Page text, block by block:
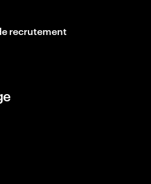
recrutement